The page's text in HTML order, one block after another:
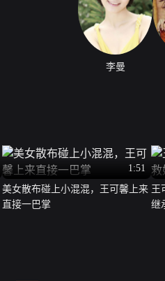
李曼
1:51
美女散布碰上小混混，王可馨上来
直接一巴掌
王
继